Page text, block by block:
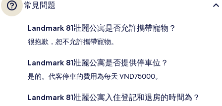
常見問題
Landmark 81壯麗公寓是否允許攜帶寵物？
很抱歉，恕不允許攜帶寵物。
Landmark 81壯麗公寓是否提供停車位？
是的。代客停車的費用為每天 VND75000。
Landmark 81壯麗公寓入住登記和退房的時間為？